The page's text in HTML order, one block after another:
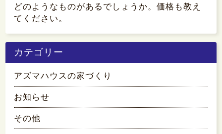
どのようなものがあるでしょうか。価格も教え
てください。
カテゴリー
アズマハウスの家づくり
お知らせ
その他